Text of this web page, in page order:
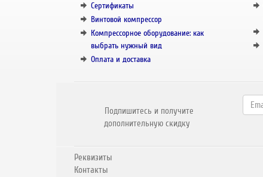
Сертификаты
Винтовой компрессор
Компрессорное оборудование: как
выбрать нужный вид
Оплата и доставка
Подпишитесь и получите
дополнительную скидку
Реквизиты
Контакты